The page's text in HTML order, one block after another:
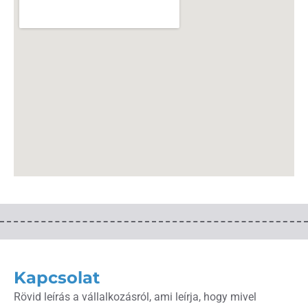
Kapcsolat
Rövid leírás a vállalkozásról, ami leírja, hogy mivel